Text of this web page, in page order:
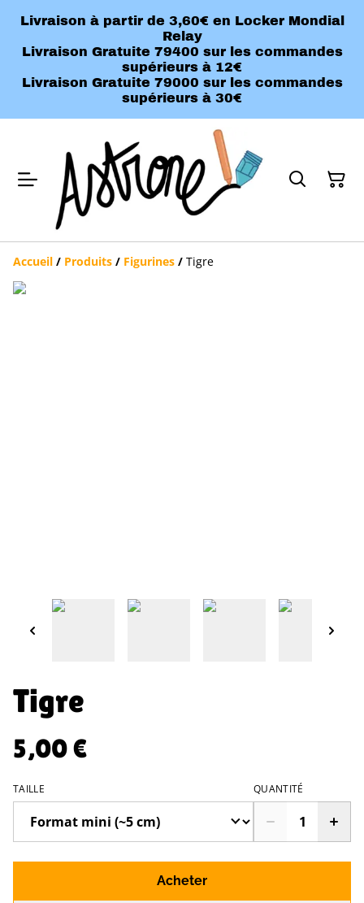
Livraison à partir de 3,60€ en Locker Mondial
Relay
Livraison Gratuite 79400 sur les commandes
supérieurs à 12€
Livraison Gratuite 79000 sur les commandes
supérieurs à 30€
Accueil / Produits / Figurines / Tigre
Tigre
5,00 €
TAILLE QUANTITÉ
Acheter